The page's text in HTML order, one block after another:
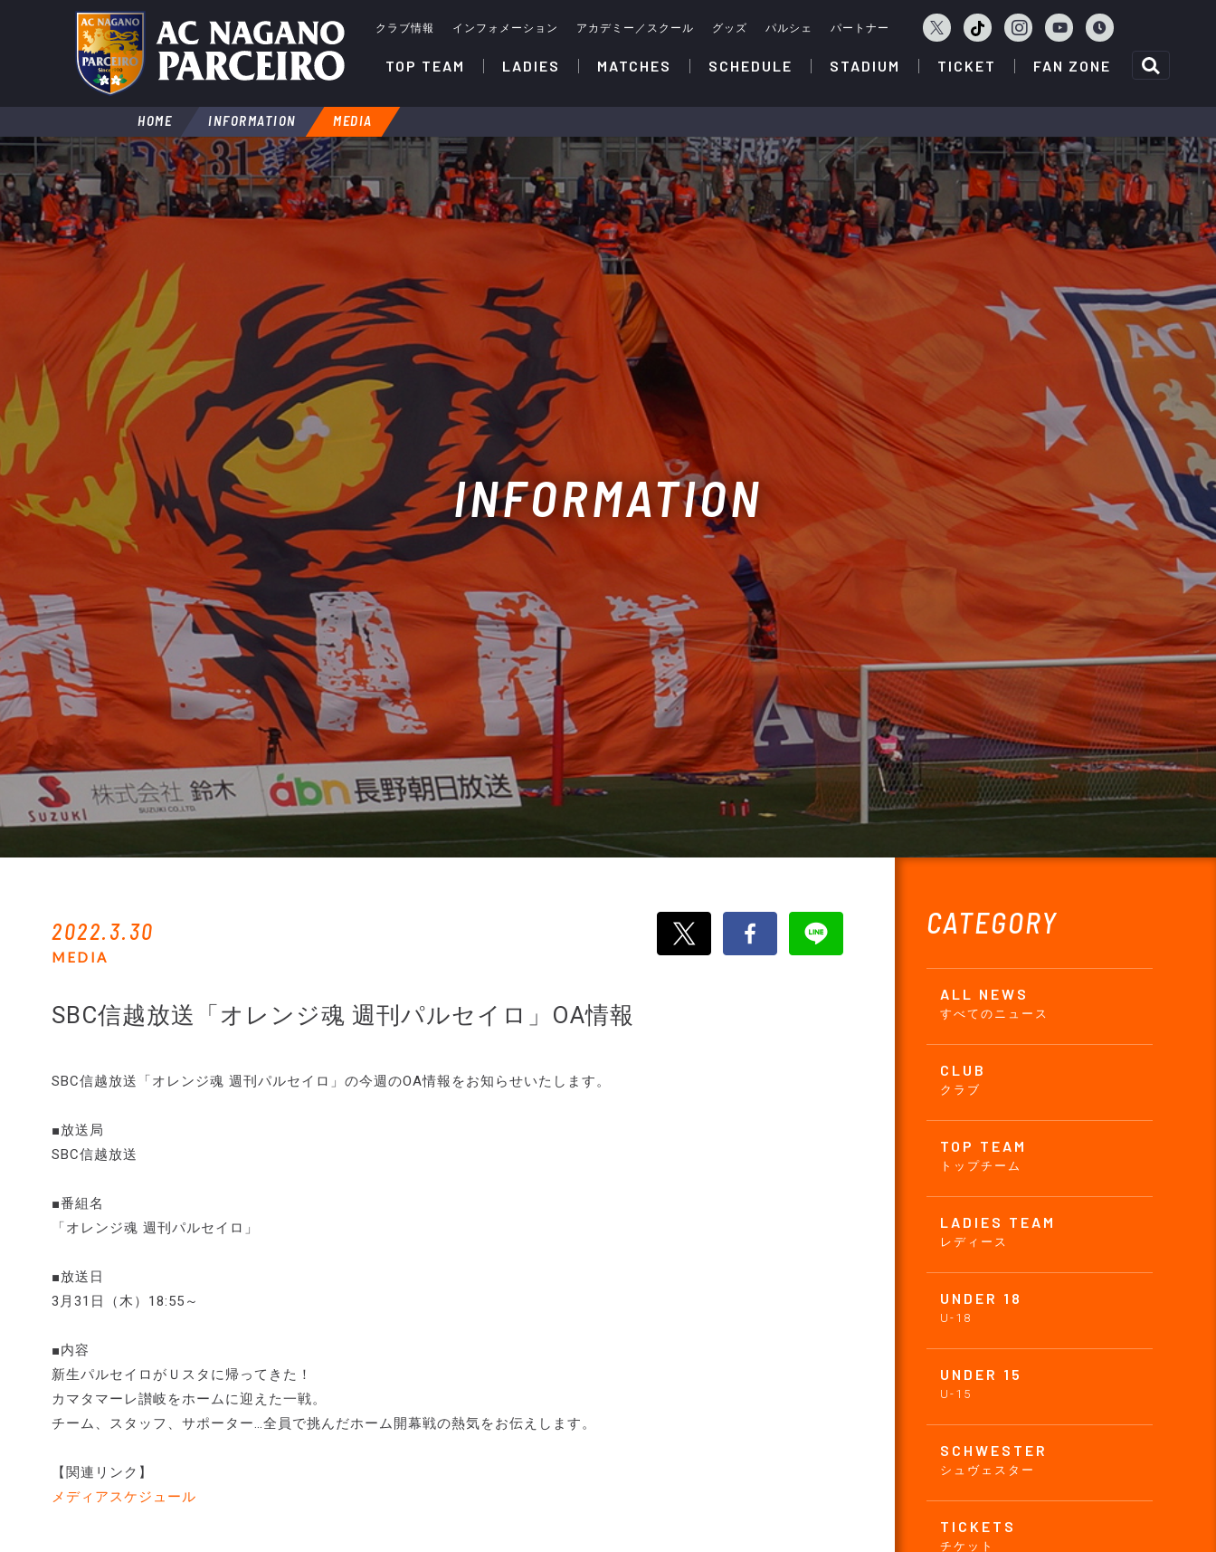
クラブ情報 インフォメーション アカデミー／スクール グッズ パルシェ パートナー
TOP TEAM LADIES MATCHES SCHEDULE STADIUM TICKET FAN ZONE
HOME INFORMATION MEDIA
INFORMATION
CATEGORY
ALL NEWS
すべてのニュース
CLUB
クラブ
TOP TEAM
トップチーム
LADIES TEAM
レディース
UNDER 18
U-18
UNDER 15
U-15
SCHWESTER
シュヴェスター
TICKETS
チケット
2022.3.30
MEDIA
SBC信越放送「オレンジ魂 週刊パルセイロ」OA情報
SBC信越放送「オレンジ魂 週刊パルセイロ」の今週のOA情報をお知らせいたします。
■放送局
SBC信越放送
■番組名
「オレンジ魂 週刊パルセイロ」
■放送日
3月31日（木）18:55～
■内容
新生パルセイロがＵスタに帰ってきた！
カマタマーレ讃岐をホームに迎えた一戦。
チーム、スタッフ、サポーター…全員で挑んだホーム開幕戦の熱気をお伝えします。
【関連リンク】
メディアスケジュール